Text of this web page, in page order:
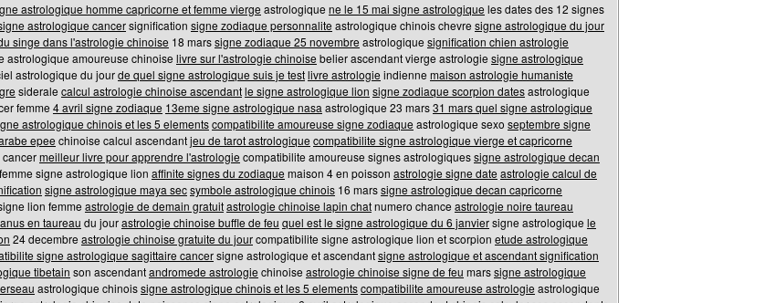
astrologique homme capricorne et femme vierge astrologique ne le 15 mai signe astrologique les dates des 12 signes
astrologique cancersignification signe zodiaque personnalite astrologique chinois chevre signe astrologique du jour
singe dans l'astrologie chinoise 18 marssigne zodiaque 25 novembre astrologique signification chien astrologie
astrologique amoureuse chinoise livre sur l'astrologie chinoise belier ascendant vierge astrologie signe astrologique
astrologique du jourde quel signe astrologique suis je testlivre astrologie indienne maison astrologie humaniste
siderale calcul astrologie chinoise ascendantle signe astrologique lion signe zodiaque scorpion datesastrologique
femme 4 avril signe zodiaque 13eme signe astrologique nasa astrologique 23 mars31 mars quel signe astrologique
astrologique chinois et les 5 elementscompatibilite amoureuse signe zodiaque astrologique sexo septembre signe
epee chinoise calcul ascendantjeu de tarot astrologique compatibilite signe astrologique vierge et capricorne
meilleur livre pour apprendre l'astrologie compatibilite amoureuse signes astrologiquessigne astrologique decan
signe astrologique lion affinite signes du zodiaque maison 4 en poisson astrologie signe date astrologie calcul de
signe astrologique maya secsymbole astrologique chinois 16 marssigne astrologique decan capricorne
lion femme astrologie de demain gratuitastrologie chinoise lapin chatnumero chance astrologie noire taureau
en taureau du jourastrologie chinoise buffle de feu quel est le signe astrologique du 6 janviersigne astrologique le
24 decembre astrologie chinoise gratuite du jourcompatibilite signe astrologique lion et scorpion etude astrologique
signe astrologique sagittaire cancersigne astrologique et ascendantsigne astrologique et ascendant signification
tibetain son ascendantandromede astrologie chinoise astrologie chinoise signe de feu marssigne astrologique
astrologique chinoissigne astrologique chinois et les 5 elementscompatibilite amoureuse astrologie astrologique